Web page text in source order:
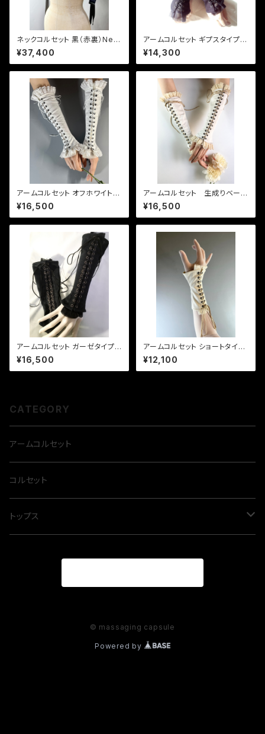
ネックコルセット 黒（赤裏）Nec
k Corset Black with raspbe
rry red lining
¥37,400
アームコルセット ギプスタイプ黒
Arm Corset [Black Canvas
Fabric]
¥14,300
アームコルセット オフホワイト・
ブラックニッケルハトメ Arm C
orset [Off White Colour Co
tton Fabric and Black Nick
¥16,500
アームコルセット 生成りベー
ジュ色 Arm Corset [Natural I
vory Beige]
¥16,500
アームコルセット ガーゼタイプ
黒 Arm Corset [Black Gauz
e Fabric]
¥16,500
アームコルセット ショートタイプ
ギプス生成りベージュ Short Ar
m Corset [Ivory Canvas Fa
bric]
¥12,100
CATEGORY
アームコルセット
コルセット
トップス
© massaging capsule
Powered by